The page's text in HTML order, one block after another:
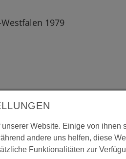
1979
zu erhalten.
Website. Einige von ihnen
andere uns helfen, diese
Funktionalitäten zur